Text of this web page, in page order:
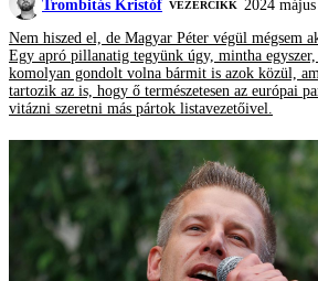
Trombitás Kristóf VEZÉRCIKK
2024
Nem hiszed el, de Magyar Péter végül mégsem
Egy apró pillanatig tegyünk úgy, mintha
komolyan gondolt volna bármit is azok közül,
tartozik az is, hogy ő természetesen az európai
vitázni szeretni más pártok listavezetőivel.